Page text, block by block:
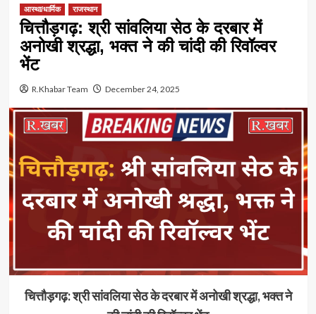
आस्था/धार्मिक राजस्थान
चित्तौड़गढ़: श्री सांवलिया सेठ के दरबार में
अनोखी श्रद्धा, भक्त ने की चांदी की रिवॉल्वर
भेंट
R.Khabar Team December 24, 2025
चित्तौड़गढ़: श्री सांवलिया सेठ के दरबार में अनोखी श्रद्धा, भक्त ने